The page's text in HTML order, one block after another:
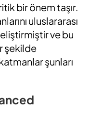
bir önem taşır.
uluslararası
ve bu
şekilde
şunları